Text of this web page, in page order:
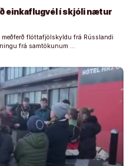
einkaflugvél í skjóli nætur
flóttafjölskyldu frá Rússlandi
frá samtökunum …